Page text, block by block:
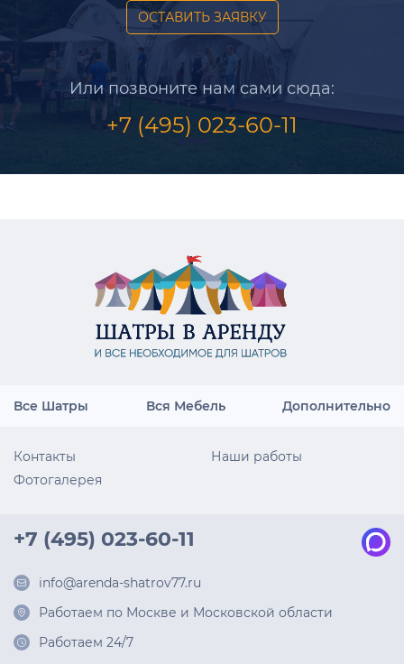
ОСТАВИТЬ ЗАЯВКУ
Или позвоните нам сами сюда:
+7 (495) 023-60-11
Все Шатры Вся Мебель Дополнительно
Контакты
Наши работы
Фотогалерея
+7 (495) 023-60-11
info@arenda-shatrov77.ru
Работаем по Москве и Московской области
Работаем 24/7